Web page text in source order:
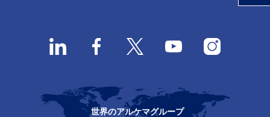
世界のアルケマグループ